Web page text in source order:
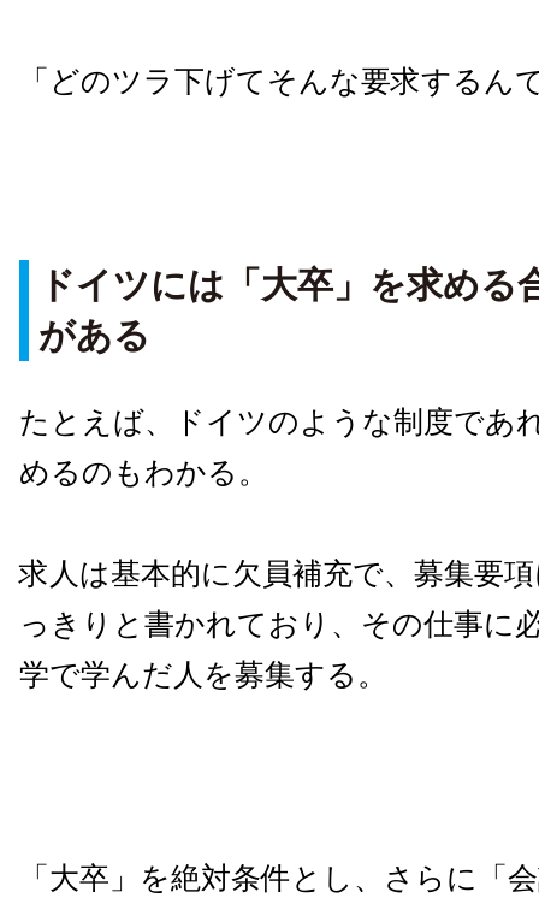
「どのツラ下げてそんな要求するん
ドイツには「大卒」を求める
がある
たとえば、ドイツのような制度であ
めるのもわかる。
求人は基本的に欠員補充で、募集要
っきりと書かれており、その仕事に
学で学んだ人を募集する。
「大卒」を絶対条件とし、さらに「